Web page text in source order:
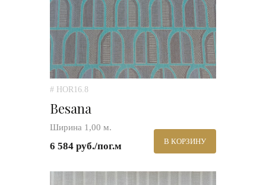
# HOR16.8
Besana
Ширина 1,00 м.
6 584 руб./пог.м В КОРЗИНУ